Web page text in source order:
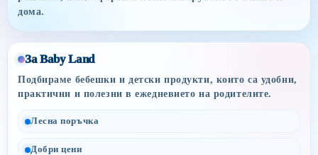
дома.
За Baby Land
Подбираме бебешки и детски продукти, които са удобни,
практични и полезни в ежедневието на родителите.
Лесна поръчка
Добри цени